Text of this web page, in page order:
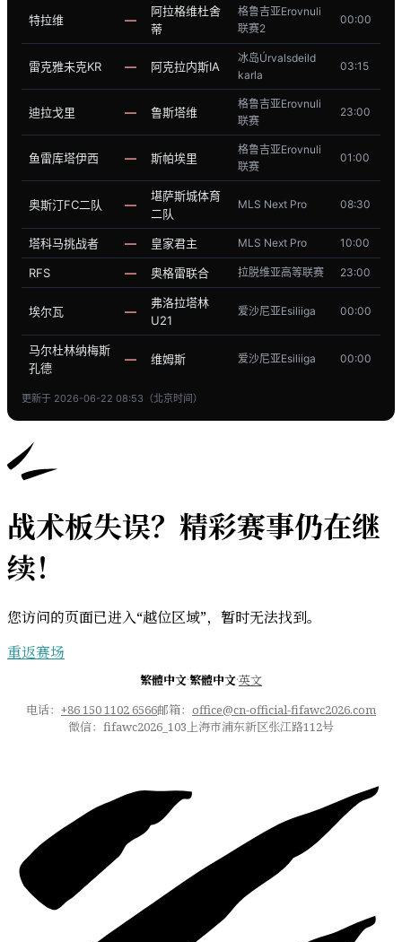
特拉维 —
阿拉格维杜舍
蒂
格鲁吉亚Erovnuli
联赛2
00:00
雷克雅未克KR — 阿克拉内斯IA
冰岛Úrvalsdeild
karla
03:15
迪拉戈里 — 鲁斯塔维
格鲁吉亚Erovnuli
联赛
23:00
鱼雷库塔伊西 — 斯帕埃里
格鲁吉亚Erovnuli
联赛
01:00
奥斯汀FC二队 —
堪萨斯城体育
二队
MLS Next Pro 08:30
塔科马挑战者 — 皇家君主 MLS Next Pro 10:00
RFS — 奥格雷联合 拉脱维亚高等联赛 23:00
埃尔瓦 —
弗洛拉塔林
U21
爱沙尼亚Esiliiga 00:00
马尔杜林纳梅斯
孔德
— 维姆斯 爱沙尼亚Esiliiga 00:00
更新于 2026-06-22 08:53（北京时间）
战术板失误？精彩赛事仍在继
续！
您访问的页面已进入“越位区域”，暂时无法找到。
重返赛场
繁體中文·繁體中文·英文
电话： +86 150 1102 6566邮箱： office@cn-official-fifawc2026.com
微信：fifawc2026_103 上海市浦东新区张江路112号